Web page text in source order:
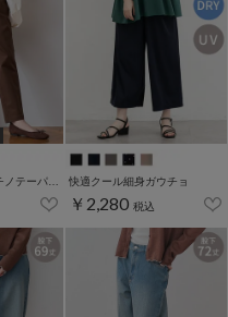
快適クール細身ガウチョ
￥2,280 税込